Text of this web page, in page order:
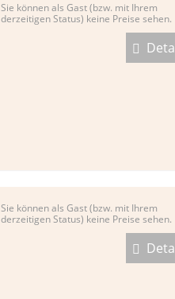
Sie können als Gast (bzw. mit Ihrem
derzeitigen Status) keine Preise sehen.
Sie können als Gast (bzw. mit Ihrem
derzeitigen Status) keine Preise sehen.